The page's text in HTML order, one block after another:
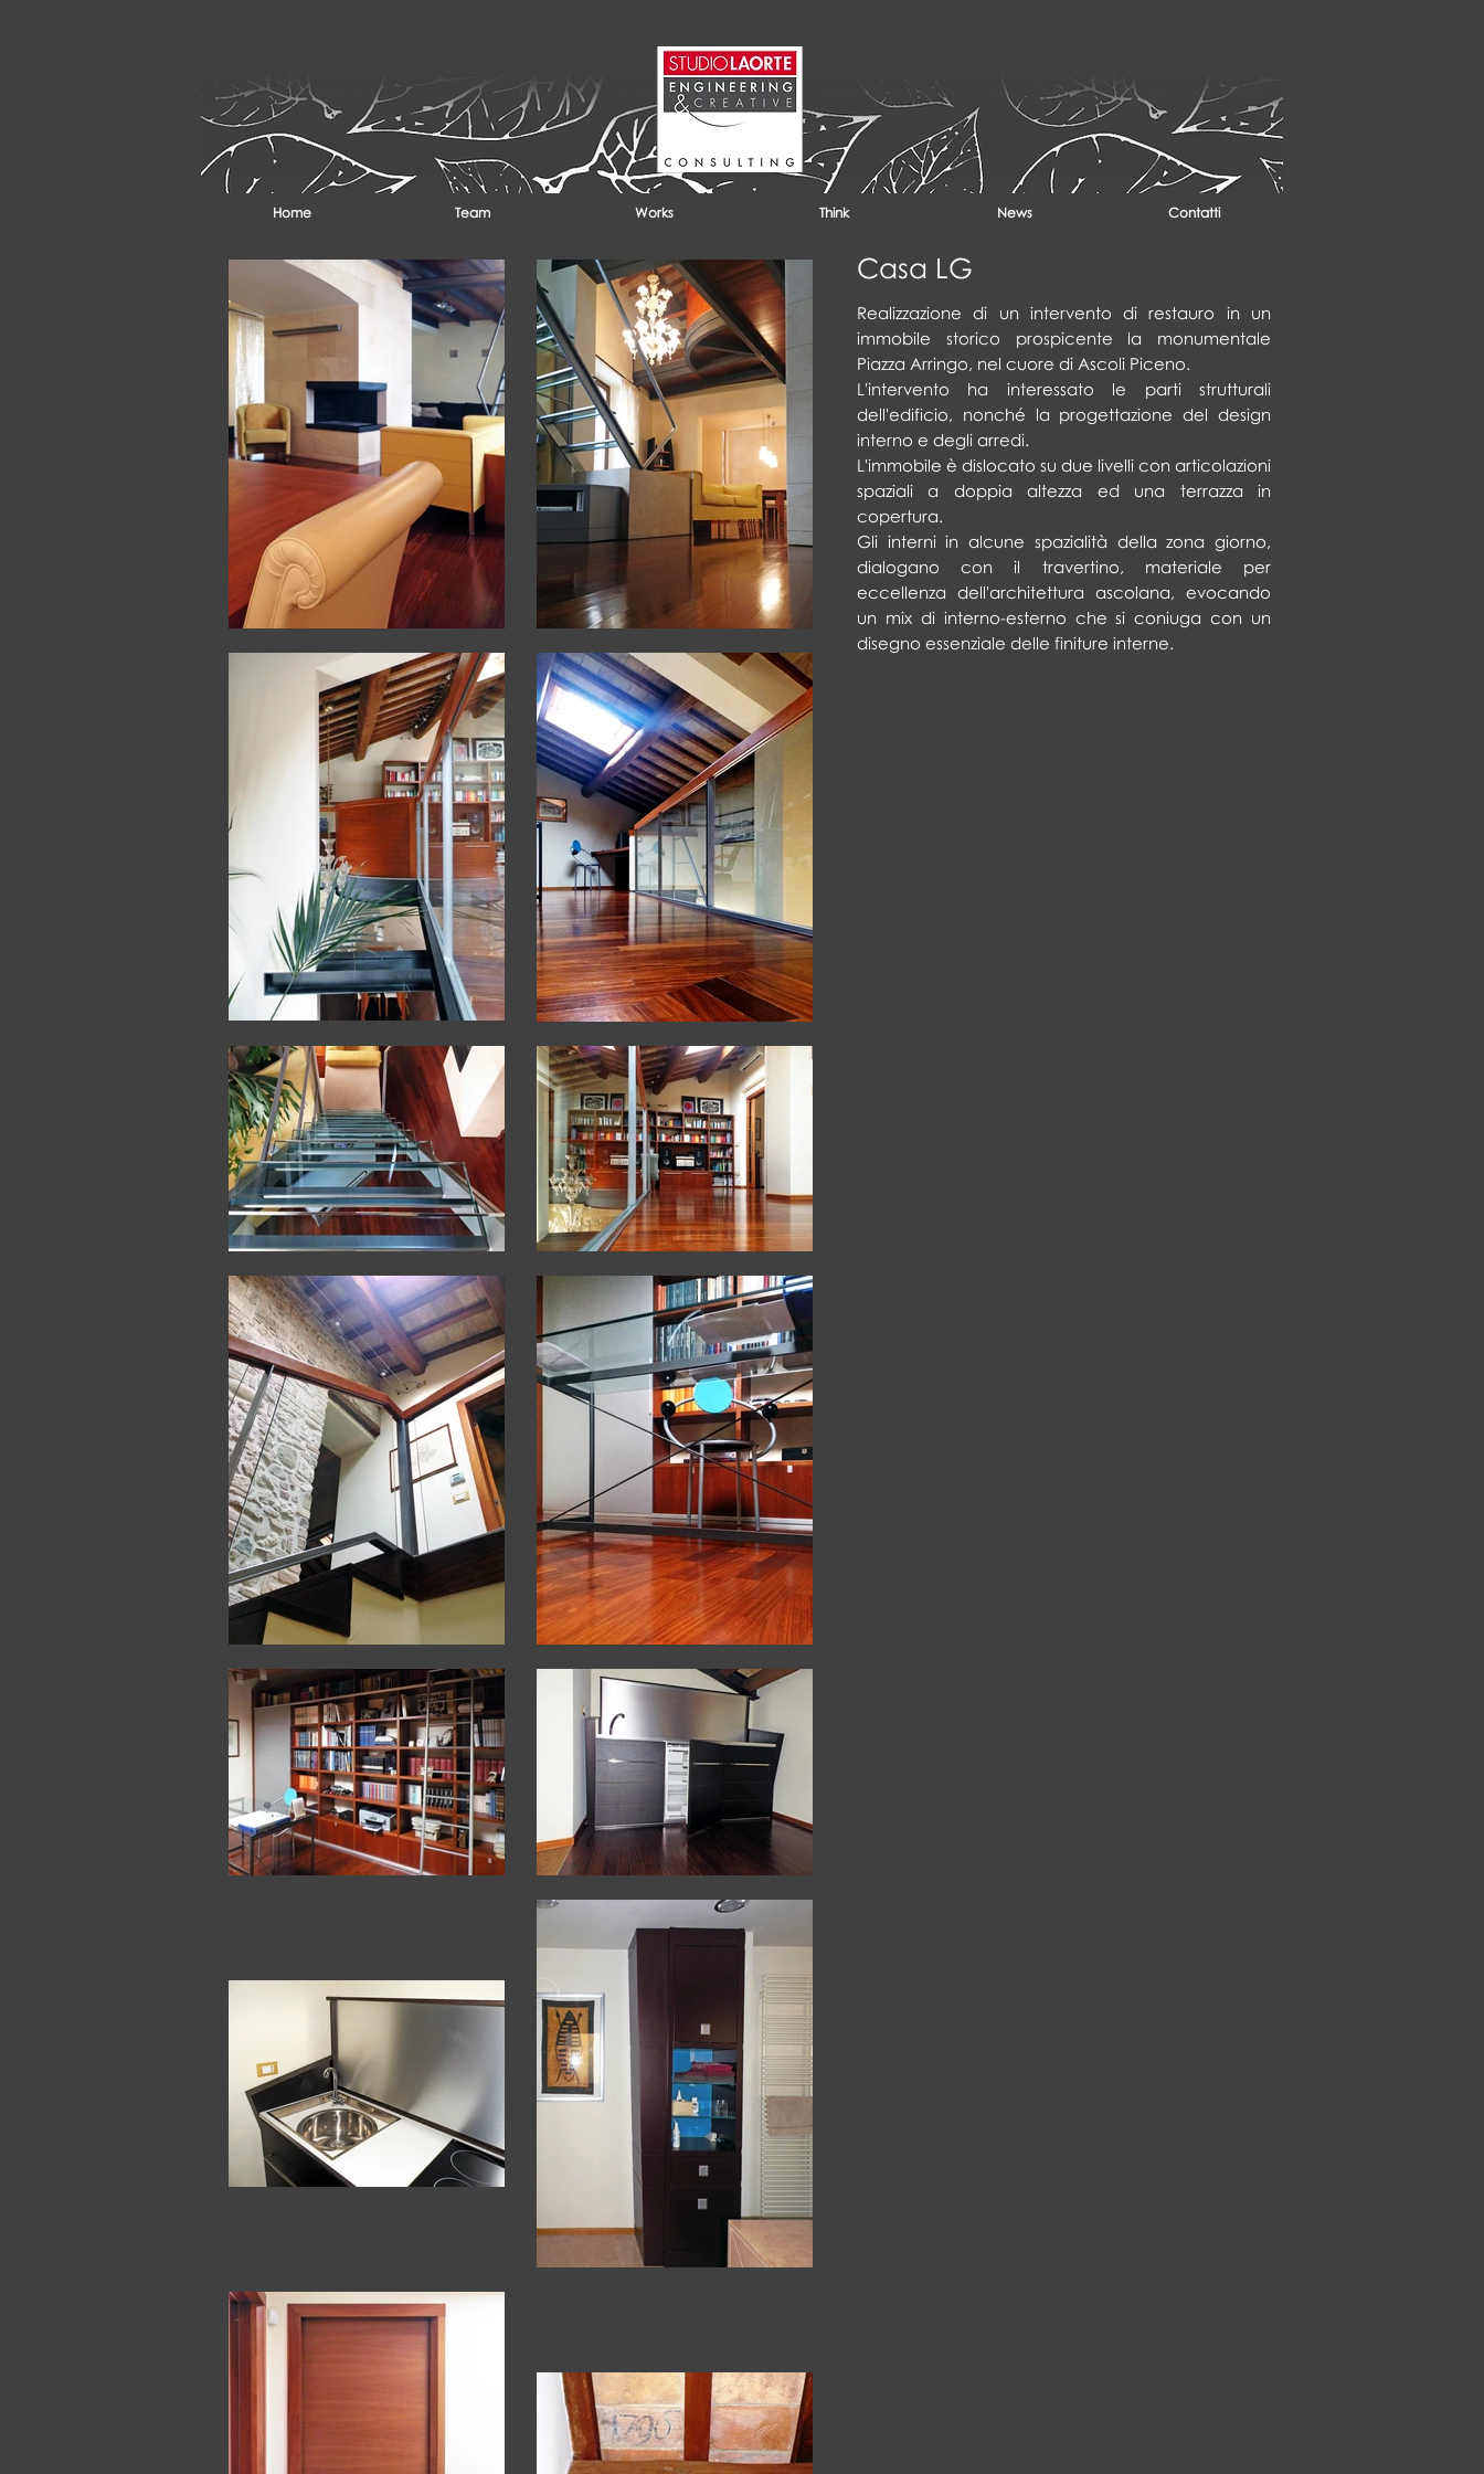
Home Team Works Think News Contatti
Casa LG
Realizzazione di un intervento di restauro in un
immobile storico prospicente la monumentale
Piazza Arringo, nel cuore di Ascoli Piceno.
L'intervento ha interessato le parti strutturali
dell'edificio, nonché la progettazione del design
interno e degli arredi.
L'immobile è dislocato su due livelli con articolazioni
spaziali a doppia altezza ed una terrazza in
copertura.
Gli interni in alcune spazialità della zona giorno,
dialogano con il travertino, materiale per
eccellenza dell'architettura ascolana, evocando
un mix di interno-esterno che si coniuga con un
disegno essenziale delle finiture interne.